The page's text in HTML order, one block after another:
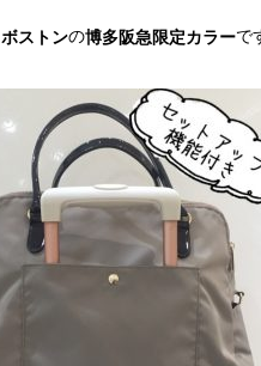
ストンの博多阪急限定カラーで